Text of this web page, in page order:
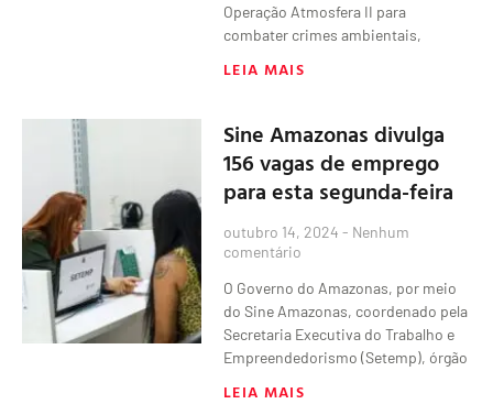
Operação Atmosfera II para
combater crimes ambientais,
LEIA MAIS
Sine Amazonas divulga
156 vagas de emprego
para esta segunda-feira
outubro 14, 2024 Nenhum
comentário
O Governo do Amazonas, por meio
do Sine Amazonas, coordenado pela
Secretaria Executiva do Trabalho e
Empreendedorismo (Setemp), órgão
LEIA MAIS